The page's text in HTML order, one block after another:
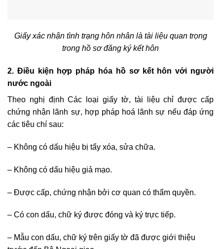
Giấy xác nhận tình trạng hôn nhân là tài liệu quan trọng
trong hồ sơ đăng ký kết hôn
2. Điều kiện hợp pháp hóa hồ sơ kết hôn với người
nước ngoài
Theo nghị định Các loại giấy tờ, tài liệu chỉ được cấp
chứng nhận lãnh sự, hợp pháp hoá lãnh sự nếu đáp ứng
các tiêu chí sau:
– Không có dấu hiệu bị tẩy xóa, sửa chữa.
– Không có dấu hiệu giả mạo.
– Được cấp, chứng nhận bởi cơ quan có thẩm quyền.
– Có con dấu, chữ ký được đóng và ký trực tiếp.
– Mẫu con dấu, chữ ký trên giấy tờ đã được giới thiệu